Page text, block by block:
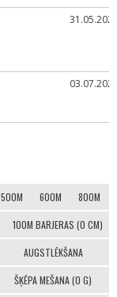
500M 600M 800M
100M BARJERAS (0 CM)
AUGSTLĒKŠANA
ŠĶĒPA MEŠANA (0 G)